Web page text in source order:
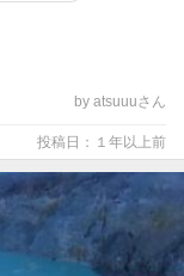
by atsuuuさん
投稿日：１年以上前